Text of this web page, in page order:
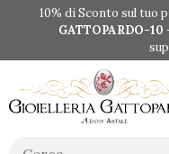
10% di Sconto sul tuo
GATTOPARDO-10